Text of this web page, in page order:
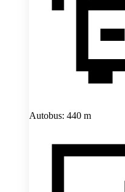
Autobus: 440 m